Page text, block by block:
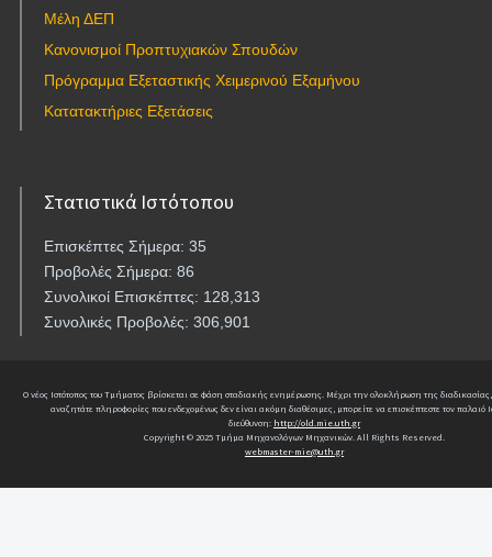
Μέλη ΔΕΠ
Κανονισμοί Προπτυχιακών Σπουδών
Πρόγραμμα Εξεταστικής Χειμερινού Εξαμήνου
Κατατακτήριες Εξετάσεις
Στατιστικά Ιστότοπου
Επισκέπτες Σήμερα: 35
Προβολές Σήμερα: 86
Συνολικοί Επισκέπτες: 128,313
Συνολικές Προβολές: 306,901
Ο νέος Ιστότοπος του Τμήματος βρίσκεται σε φάση σταδιακής ενημέρωσης. Μέχρι την ολοκλήρωση της
αναζητάτε πληροφορίες που ενδεχομένως δεν είναι ακόμη διαθέσιμες, μπορείτε να επισκέπτεστε τον παλαιό
διεύθυνση: http://old.mie.uth.gr
Copyright © 2025 Τμήμα Μηχανολόγων Μηχανικών. All Rights Reserved.
webmaster-mie@uth.gr